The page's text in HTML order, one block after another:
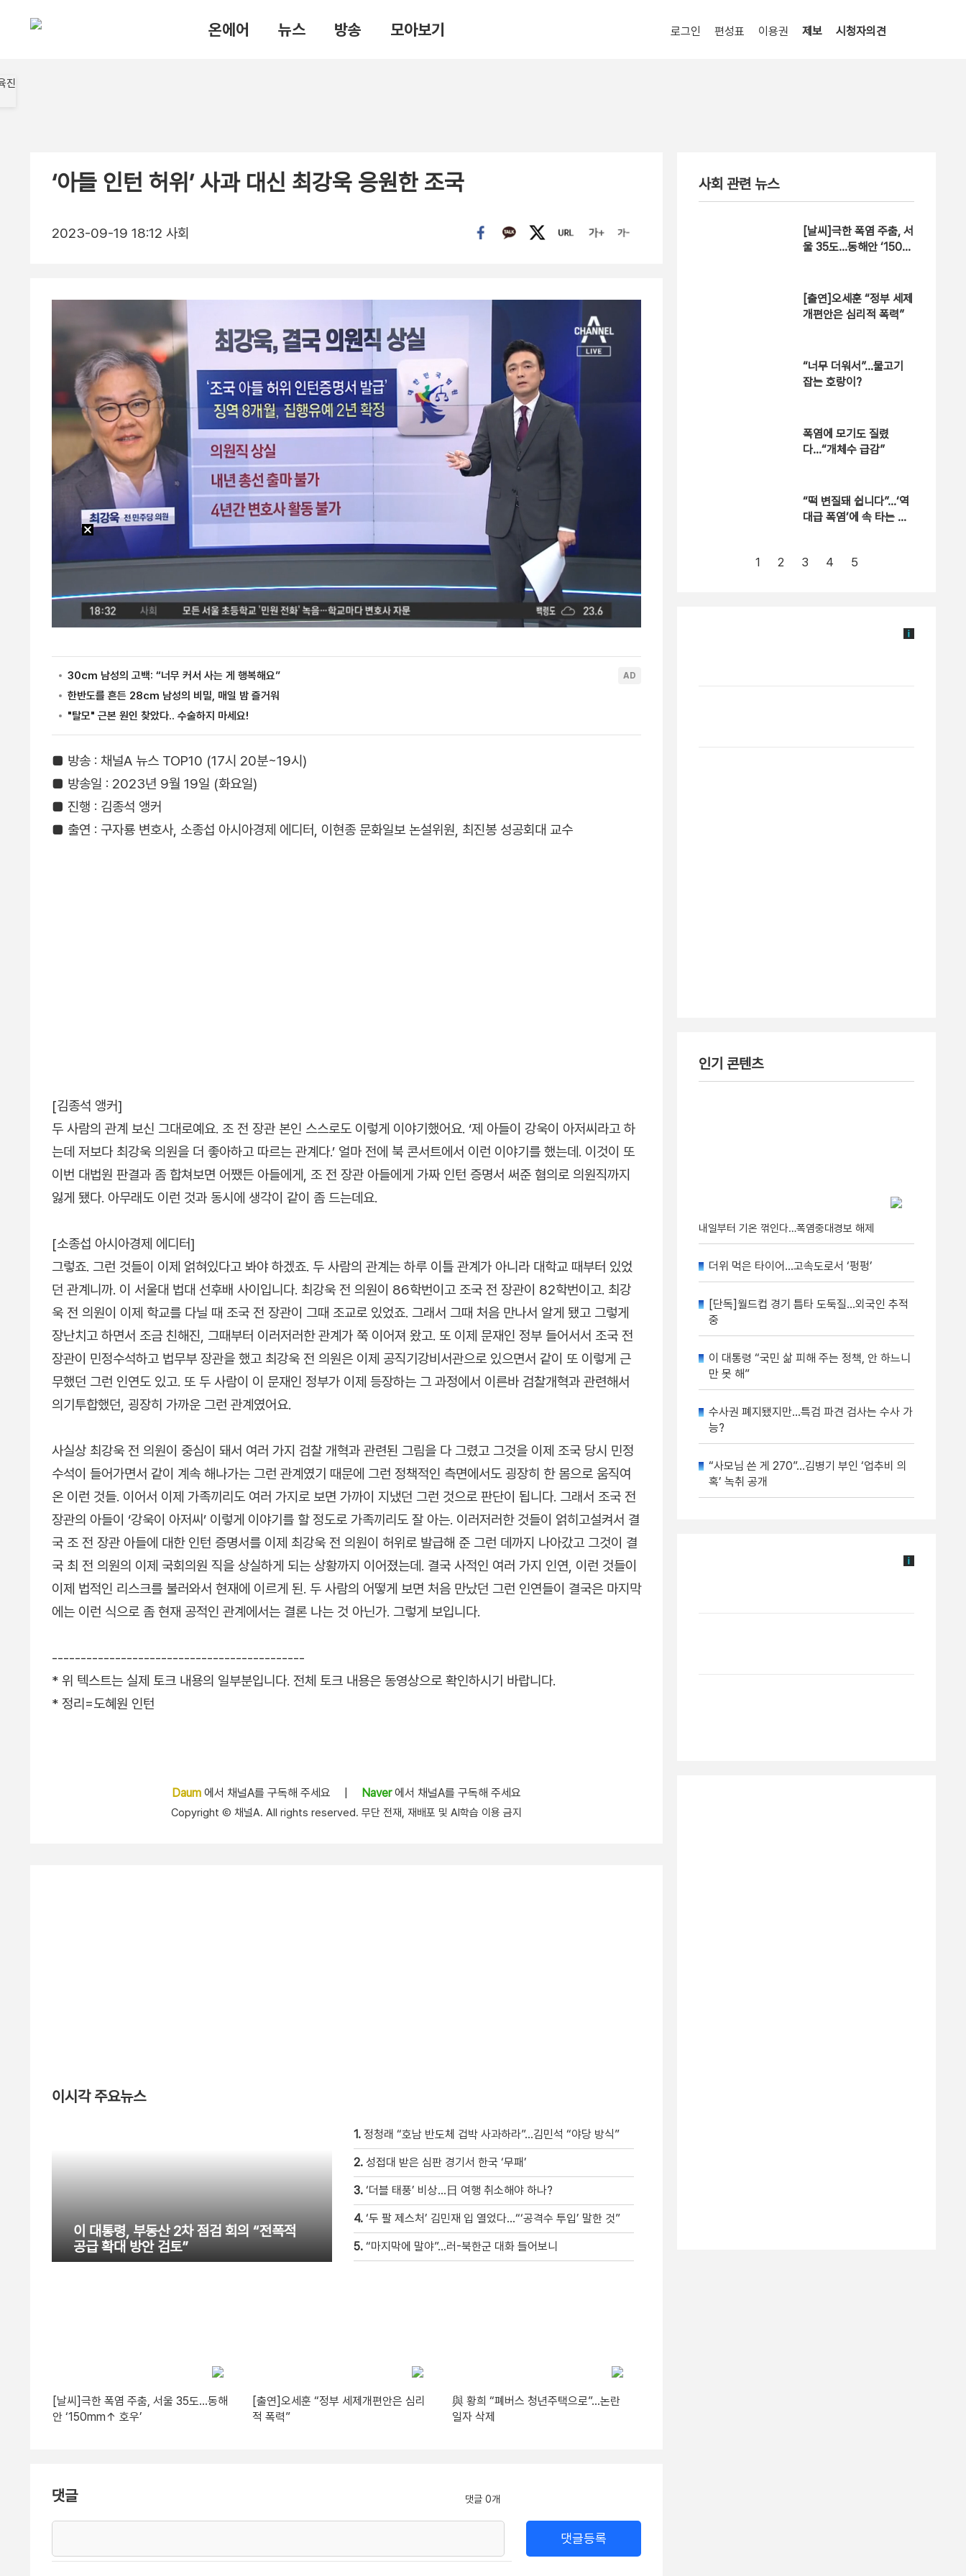
온에어 뉴스 방송 모아보기 로그인 편성표 이용권 제보 시청자의견
‘아들 인턴 허위’ 사과 대신 최강욱 응원한 조국
2023-09-19 18:12 사회
■ 방송 : 채널A 뉴스 TOP10 (17시 20분~19시)
■ 방송일 : 2023년 9월 19일 (화요일)
■ 진행 : 김종석 앵커
■ 출연 : 구자룡 변호사, 소종섭 아시아경제 에디터, 이현종 문화일보 논설위원, 최진봉 성공회대 교수
[김종석 앵커]
두 사람의 관계 보신 그대로예요. 조 전 장관 본인 스스로도 이렇게 이야기했어요. ‘제 아들이 강욱이 아저씨라고 하
는데 저보다 최강욱 의원을 더 좋아하고 따르는 관계다.’ 얼마 전에 북 콘서트에서 이런 이야기를 했는데. 이것이 또
이번 대법원 판결과 좀 합쳐보면 어쨌든 아들에게, 조 전 장관 아들에게 가짜 인턴 증명서 써준 혐의로 의원직까지
잃게 됐다. 아무래도 이런 것과 동시에 생각이 같이 좀 드는데요.
[소종섭 아시아경제 에디터]
그렇죠. 그런 것들이 이제 얽혀있다고 봐야 하겠죠. 두 사람의 관계는 하루 이틀 관계가 아니라 대학교 때부터 있었
던 관계니까. 이 서울대 법대 선후배 사이입니다. 최강욱 전 의원이 86학번이고 조국 전 장관이 82학번이고. 최강
욱 전 의원이 이제 학교를 다닐 때 조국 전 장관이 그때 조교로 있었죠. 그래서 그때 처음 만나서 알게 됐고 그렇게
장난치고 하면서 조금 친해진, 그때부터 이러저러한 관계가 쭉 이어져 왔고. 또 이제 문재인 정부 들어서서 조국 전
장관이 민정수석하고 법무부 장관을 했고 최강욱 전 의원은 이제 공직기강비서관으로 있으면서 같이 또 이렇게 근
무했던 그런 인연도 있고. 또 두 사람이 이 문재인 정부가 이제 등장하는 그 과정에서 이른바 검찰개혁과 관련해서
의기투합했던, 굉장히 가까운 그런 관계였어요.
사실상 최강욱 전 의원이 중심이 돼서 여러 가지 검찰 개혁과 관련된 그림을 다 그렸고 그것을 이제 조국 당시 민정
수석이 들어가면서 같이 계속 해나가는 그런 관계였기 때문에 그런 정책적인 측면에서도 굉장히 한 몸으로 움직여
온 이런 것들. 이어서 이제 가족끼리도 여러 가지로 보면 가까이 지냈던 그런 것으로 판단이 됩니다. 그래서 조국 전
장관의 아들이 ‘강욱이 아저씨’ 이렇게 이야기를 할 정도로 가족끼리도 잘 아는. 이러저러한 것들이 얽히고설켜서 결
국 조 전 장관 아들에 대한 인턴 증명서를 이제 최강욱 전 의원이 허위로 발급해 준 그런 데까지 나아갔고 그것이 결
국 최 전 의원의 이제 국회의원 직을 상실하게 되는 상황까지 이어졌는데. 결국 사적인 여러 가지 인연, 이런 것들이
이제 법적인 리스크를 불러와서 현재에 이르게 된. 두 사람의 어떻게 보면 처음 만났던 그런 인연들이 결국은 마지막
에는 이런 식으로 좀 현재 공적인 관계에서는 결론 나는 것 아닌가. 그렇게 보입니다.
--------------------------------------------
* 위 텍스트는 실제 토크 내용의 일부분입니다. 전체 토크 내용은 동영상으로 확인하시기 바랍니다.
* 정리=도혜원 인턴
Daum 에서 채널A를 구독해 주세요 Naver에서 채널A를 구독해 주세요
Copyright Ⓒ 채널A. All rights reserved. 무단 전재, 재배포 및 AI학습 이용 금지
이시각 주요뉴스
이 대통령, 부동산 2차 점검 회의 “전폭적
공급 확대 방안 검토”
1. 정청래 “호남 반도체 겁박 사과하라”…김민석 “야당 방식”
2. 성접대 받은 심판 경기서 한국 ‘무패’
3. ‘더블 태풍’ 비상…日 여행 취소해야 하나?
4. ‘두 팔 제스처’ 김민재 입 열었다…“‘공격수 투입’ 말한 것”
5. “마지막에 말야”…러-북한군 대화 들어보니
[날씨]극한 폭염 주춤, 서울 35도…동해
안 ‘150mm↑ 호우’
[출연]오세훈 “정부 세제개편안은 심리
적 폭력”
與 황희 “폐버스 청년주택으로”…논란
일자 삭제
댓글 댓글 0개
댓글등록
사회 관련 뉴스
[날씨]극한 폭염 주춤, 서
울 35도…동해안 ‘150m
[출연]오세훈 “정부 세제
개편안은 심리적 폭력”
“너무 더워서”…물고기
잡는 호랑이?
폭염에 모기도 질렸
다…“개체수 급감”
“떡 변질돼 쉽니다”…‘역
대급 폭염’에 속 타는 골
1 2 3 4 5
인기 콘텐츠
내일부터 기온 꺾인다…폭염중대경보 해제
더위 먹은 타이어…고속도로서 ‘펑펑’
[단독]월드컵 경기 틈타 도둑질…외국인 추적
중
이 대통령 “국민 삶 피해 주는 정책, 안 하느니
만 못 해”
수사권 폐지됐지만…특검 파견 검사는 수사 가
능?
“사모님 쓴 게 270”…김병기 부인 ‘업추비 의
혹’ 녹취 공개